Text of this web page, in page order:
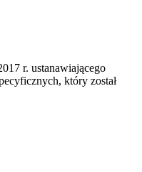
r. ustanawiającego
który został